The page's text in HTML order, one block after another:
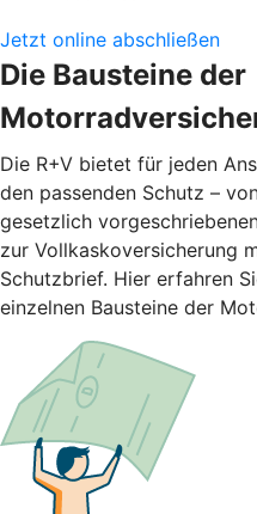
Jetzt online abschließen
Die Bausteine der
Die R+V bietet für jeden
den passenden Schutz –
gesetzlich
zur Vollkaskoversicherung
Schutzbrief. Hier erfahren
einzelnen Bausteine der